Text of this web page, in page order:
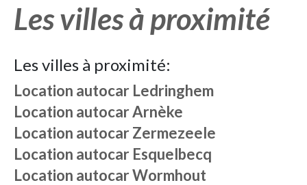
Les villes à proximité
Les villes à proximité:
Location autocar Ledringhem
Location autocarArnèke
Location autocarZermezeele
Location autocar Esquelbecq
Location autocarWormhout